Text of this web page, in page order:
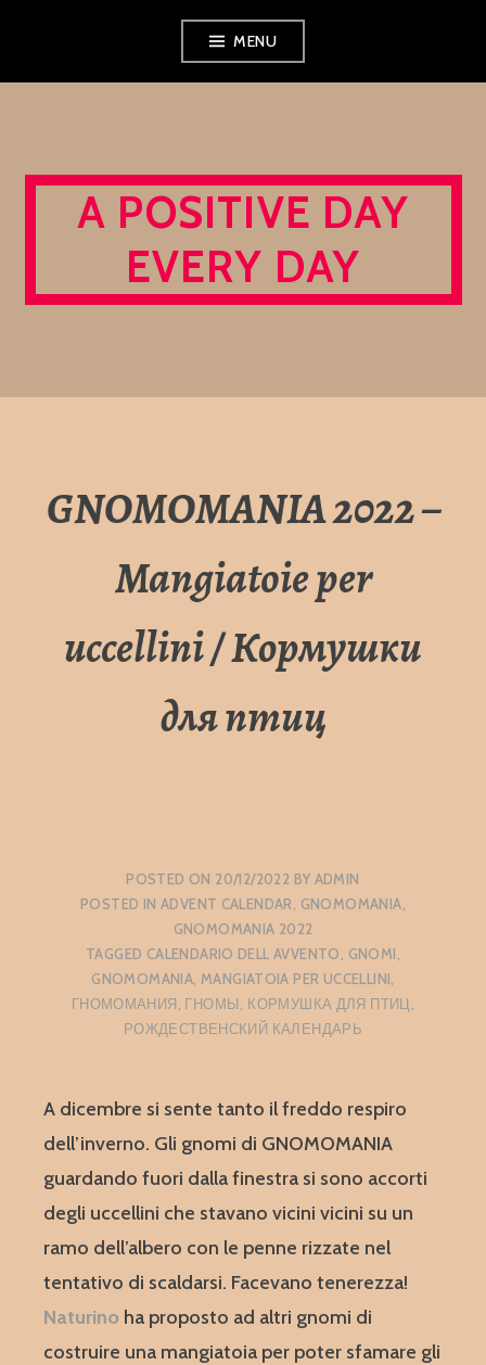
MENU
A POSITIVE DAY
EVERY DAY
GNOMOMANIA 2022 –
Mangiatoie per
uccellini / Кормушки
для птиц
POSTED ON 20/12/2022 BY ADMIN
POSTED IN ADVENT CALENDAR, GNOMOMANIA,
GNOMOMANIA 2022
TAGGED CALENDARIO DELL AVVENTO, GNOMI,
GNOMOMANIA, MANGIATOIA PER UCCELLINI,
ГНОМОМАНИЯ, ГНОМЫ, КОРМУШКА ДЛЯ ПТИЦ,
РОЖДЕСТВЕНСКИЙ КАЛЕНДАРЬ
A dicembre si sente tanto il freddo respiro
dell’inverno. Gli gnomi di GNOMOMANIA
guardando fuori dalla finestra si sono accorti
degli uccellini che stavano vicini vicini su un
ramo dell’albero con le penne rizzate nel
tentativo di scaldarsi. Facevano tenerezza!
Naturino ha proposto ad altri gnomi di
costruire una mangiatoia per poter sfamare gli